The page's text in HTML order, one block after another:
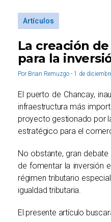
Artículos
La creación
para la
Por Brian Remuzgo - 1 de
El puerto de Chancay,
infraestructura más
proyecto gestionado por
estratégico para el
No obstante, gran
de fomentar la inversión
régimen tributario
igualdad tributaria.
El presente artículo